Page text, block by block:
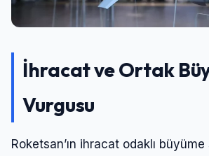
İhracat ve Ortak
Vurgusu
Roketsan’ın ihracat odaklı